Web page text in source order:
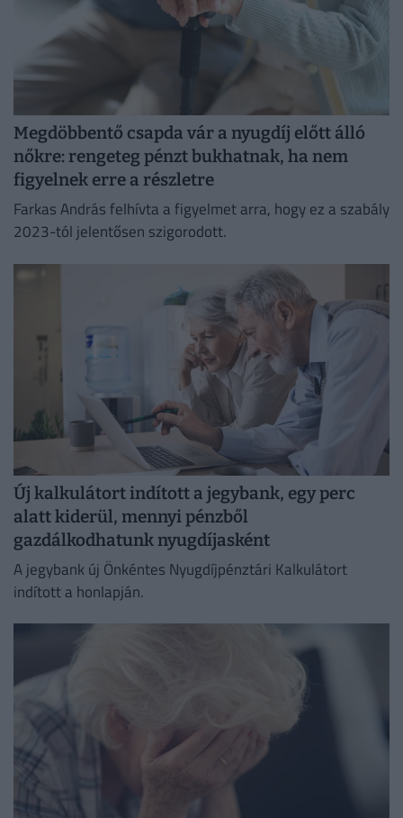
Megdöbbentő csapda vár a nyugdíj előtt álló
nőkre: rengeteg pénzt bukhatnak, ha nem
figyelnek erre a részletre
Farkas András felhívta a figyelmet arra, hogy ez a szabály
2023-tól jelentősen szigorodott.
Új kalkulátort indított a jegybank, egy perc
alatt kiderül, mennyi pénzből
gazdálkodhatunk nyugdíjasként
A jegybank új Önkéntes Nyugdíjpénztári Kalkulátort
indított a honlapján.